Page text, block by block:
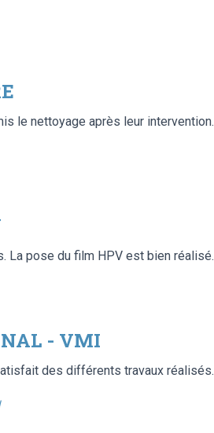
le nettoyage après leur intervention.
La pose du film HPV est bien réalisé.
- VMI
des différents travaux réalisés.